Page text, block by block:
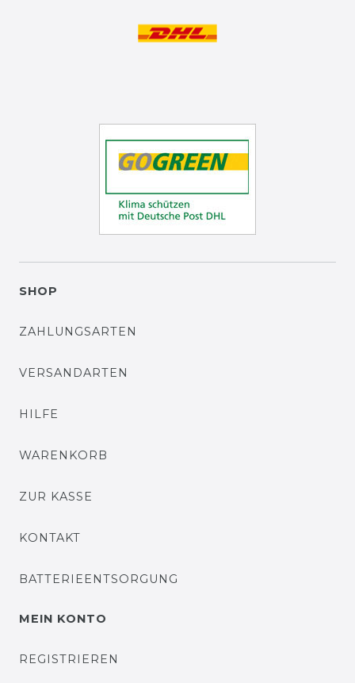
SHOP
ZAHLUNGSARTEN
VERSANDARTEN
HILFE
WARENKORB
ZUR KASSE
KONTAKT
BATTERIEENTSORGUNG
MEIN KONTO
REGISTRIEREN